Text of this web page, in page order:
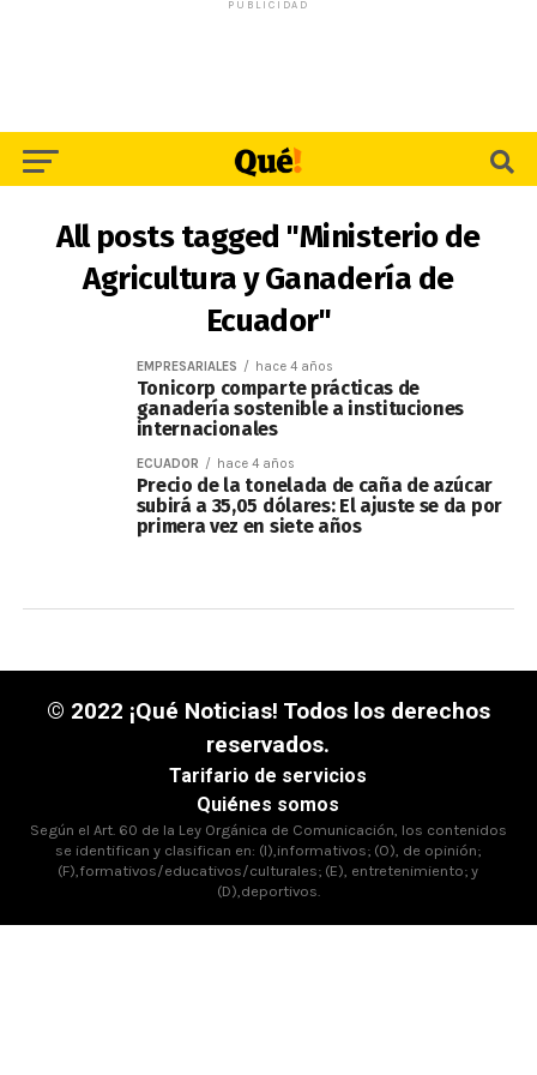
PUBLICIDAD
All posts tagged "Ministerio de
Agricultura y Ganadería de
Ecuador"
EMPRESARIALES hace 4 años
Tonicorp comparte prácticas de
ganadería sostenible a instituciones
internacionales
ECUADOR hace 4 años
Precio de la tonelada de caña de azúcar
subirá a 35,05 dólares: El ajuste se da por
primera vez en siete años
© 2022 ¡Qué Noticias! Todos los derechos
reservados.
Tarifario de servicios
Quiénes somos
Según el Art. 60 de la Ley Orgánica de Comunicación, los contenidos
se identifican y clasifican en: (I),informativos; (O), de opinión;
(F),formativos/educativos/culturales; (E), entretenimiento; y
(D),deportivos.